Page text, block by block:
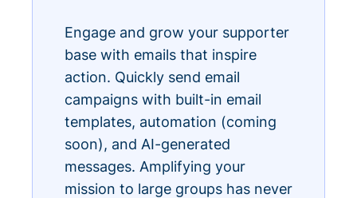
Engage and grow your supporter
base with emails that inspire
action. Quickly send email
campaigns with built-in email
templates, automation (coming
soon), and AI-generated
messages. Amplifying your
mission to large groups has never